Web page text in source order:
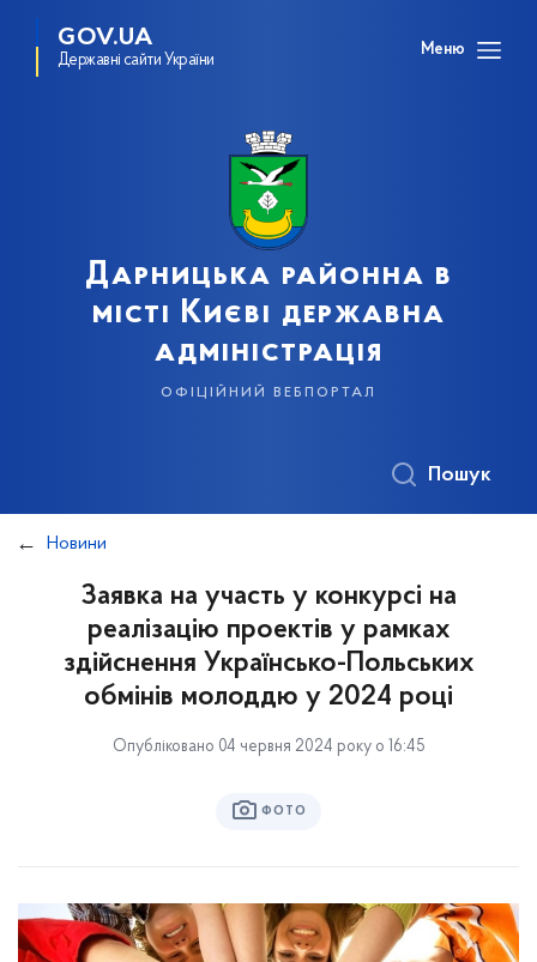
GOV.UA
Державні сайти України
Меню
Дарницька районна в
місті Києві державна
адміністрація
офіційний вебпортал
Пошук
Новини
Заявка на участь у конкурсі на
реалізацію проектів у рамках
здійснення Українсько-Польських
обмінів молоддю у 2024 році
Опубліковано 04 червня 2024 року о 16:45
ФОТО